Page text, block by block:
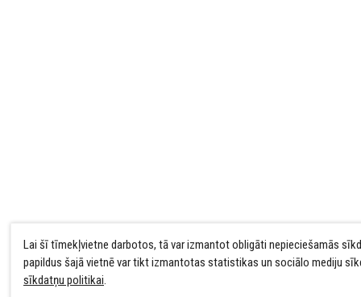
Lai šī tīmekļvietne darbotos, tā var izmantot obligāti nepieciešamās
papildus šajā vietnē var tikt izmantotas statistikas un sociālo mediju
sīkdatņu politikai